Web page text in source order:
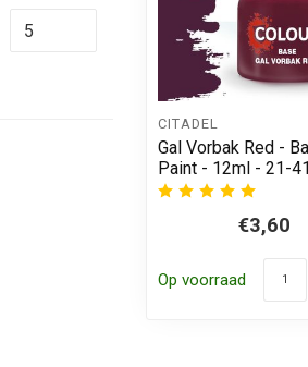
CITADEL
Gal Vorbak Red -
Paint - 12ml - 21-41
€3,60
Op voorraad